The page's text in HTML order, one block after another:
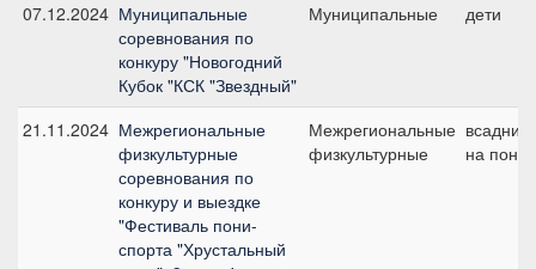
07.12.2024 Муниципальные
соревнования по
конкуру "Новогодний
Кубок "КСК "Звездный"
Муниципальные дети
21.11.2024 Межрегиональные
физкультурные
соревнования по
конкуру и выездке
"Фестиваль пони-
спорта "Хрустальный
Межрегиональные
физкультурные
всадники
на пони